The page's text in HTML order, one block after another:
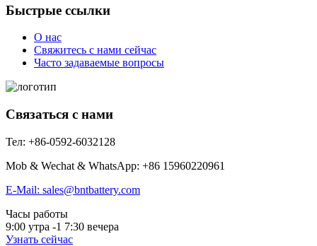
Быстрые ссылки
О нас
Свяжитесь с нами сейчас
Часто задаваемые вопросы
Связаться с нами
Тел: +86-0592-6032128
Mob & Wechat & WhatsApp: +86 15960220961
E-Mail: sales@bntbattery.com
Часы работы
9:00 утра -1 7:30 вечера
Узнать сейчас